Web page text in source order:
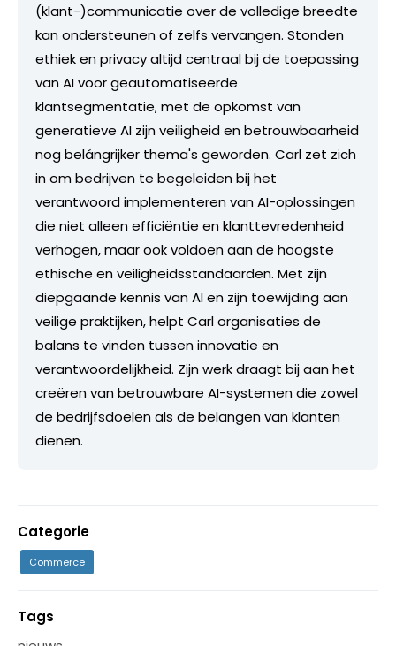
(klant-)communicatie over de volledige breedte
kan ondersteunen of zelfs vervangen. Stonden
ethiek en privacy altijd centraal bij de toepassing
van AI voor geautomatiseerde
klantsegmentatie, met de opkomst van
generatieve AI zijn veiligheid en betrouwbaarheid
nog belángrijker thema's geworden. Carl zet zich
in om bedrijven te begeleiden bij het
verantwoord implementeren van AI-oplossingen
die niet alleen efficiëntie en klanttevredenheid
verhogen, maar ook voldoen aan de hoogste
ethische en veiligheidsstandaarden. Met zijn
diepgaande kennis van AI en zijn toewijding aan
veilige praktijken, helpt Carl organisaties de
balans te vinden tussen innovatie en
verantwoordelijkheid. Zijn werk draagt bij aan het
creëren van betrouwbare AI-systemen die zowel
de bedrijfsdoelen als de belangen van klanten
dienen.
Categorie
Commerce
Tags